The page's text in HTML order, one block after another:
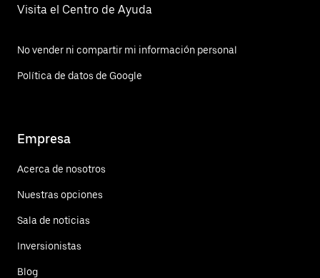
Visita el Centro de Ayuda
No vender ni compartir mi información personal
Política de datos de Google
Empresa
Acerca de nosotros
Nuestras opciones
Sala de noticias
Inversionistas
Blog